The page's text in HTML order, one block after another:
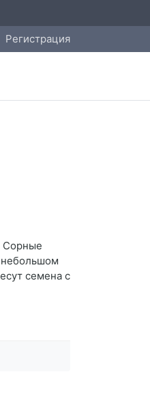
Регистрация
Сорные
небольшом
семена с